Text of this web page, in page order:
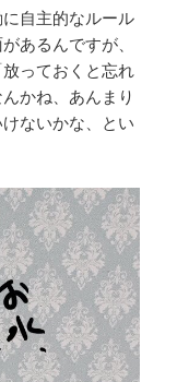
自主的なルール
あるんですが、
っておくと忘れ
かね、あんまり
ないかな、とい